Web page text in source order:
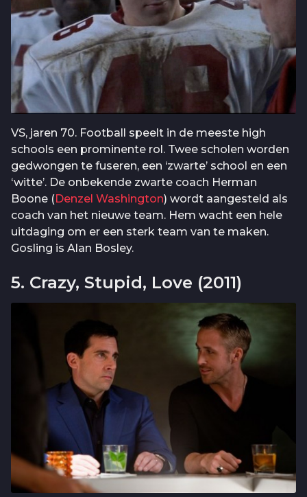
VS, jaren 70. Football speelt in de meeste high
schools een prominente rol. Twee scholen worden
gedwongen te fuseren, een ‘zwarte’ school en een
‘witte’. De onbekende zwarte coach Herman
Boone (Denzel Washington) wordt aangesteld als
coach van het nieuwe team. Hem wacht een hele
uitdaging om er een sterk team van te maken.
Gosling is Alan Bosley.
5. Crazy, Stupid, Love (2011)